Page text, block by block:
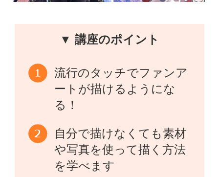
▼ 講座のポイント
流行のタッチでファンア
ートが描けるようにな
る！
自分で描けなくても素材
や写真を使って描く方法
を学べます